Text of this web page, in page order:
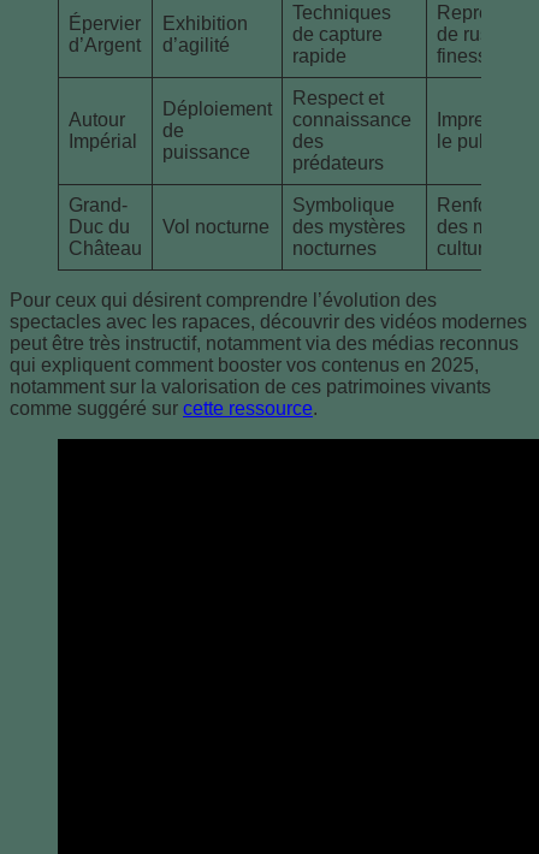
Épervier
d’Argent
Exhibition
d’agilité
Techniques
de capture
rapide
de ruse et
finesse
Autour
Impérial
Déploiement
de
puissance
Respect et
connaissance
des
prédateurs
Impression
le public
Grand-
Duc du
Château
Vol nocturne
Symbolique
des mystères
nocturnes
des mythes
culturels
Pour ceux qui désirent comprendre l’évolution des
spectacles avec les rapaces, découvrir des vidéos modernes
peut être très instructif, notamment via des médias reconnus
qui expliquent comment booster vos contenus en 2025,
notamment sur la valorisation de ces patrimoines vivants
comme suggéré sur cette ressource.